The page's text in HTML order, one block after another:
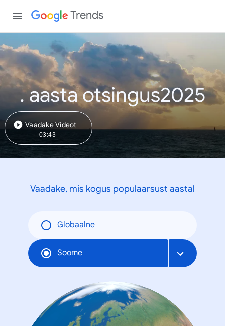
Trends
. aasta otsingus2025
Vaadake Videot
03:43
Vaadake, mis kogus populaarsust aastal
Globaalne
Soome